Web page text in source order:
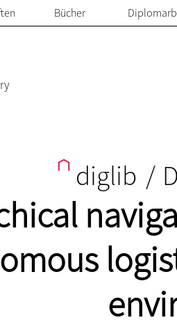
Bücher
diglib /